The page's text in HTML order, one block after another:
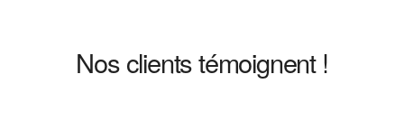
Nos clients témoignent !